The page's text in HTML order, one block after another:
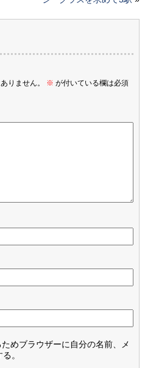
りません。 ※ が付いている欄は必須
めブラウザーに自分の名前、メ
。